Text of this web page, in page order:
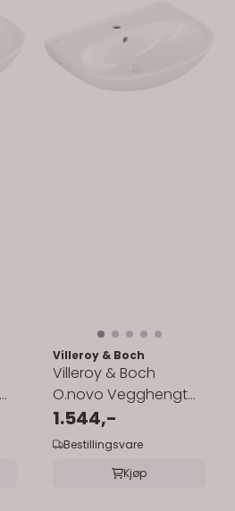
Villeroy & Boch
Villeroy & Boch
O.novo Vegghengt
Servant 60x46 cm
1.544,-
Bestillingsvare
Kjøp